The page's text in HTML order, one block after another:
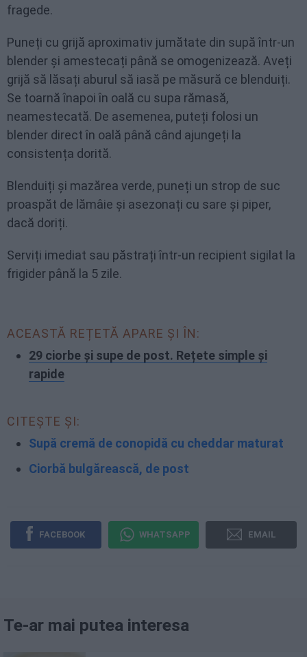
fragede.
Puneți cu grijă aproximativ jumătate din supă într-un
blender și amestecați până se omogenizează. Aveți
grijă să lăsați aburul să iasă pe măsură ce blenduiți.
Se toarnă înapoi în oală cu supa rămasă,
neamestecată. De asemenea, puteți folosi un
blender direct în oală până când ajungeți la
consistența dorită.
Blenduiți și mazărea verde, puneți un strop de suc
proaspăt de lămâie și asezonați cu sare și piper,
dacă doriți.
Serviți imediat sau păstrați într-un recipient sigilat la
frigider până la 5 zile.
ACEASTĂ REȚETĂ APARE ȘI ÎN:
29 ciorbe și supe de post. Rețete simple și
rapide
CITEȘTE ȘI:
Supă cremă de conopidă cu cheddar maturat
Ciorbă bulgărească, de post
FACEBOOK WHATSAPP EMAIL
Te-ar mai putea interesa